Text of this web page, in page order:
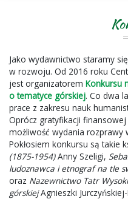
Jako wydawnictwo staramy
w rozwoju. Od 2016 roku
jest organizatorem Konkursu
o tematyce górskiej. Co dwa
prace z zakresu nauk
Oprócz gratyfikacji
możliwość wydania rozprawy
Pokłosiem konkursu są takie
(1875-1954)Anny Szeligi,
ludoznawca i etnograf na tle
oraz Nazewnictwo Tatr
górskiejAgnieszki Jurczyńskiej-